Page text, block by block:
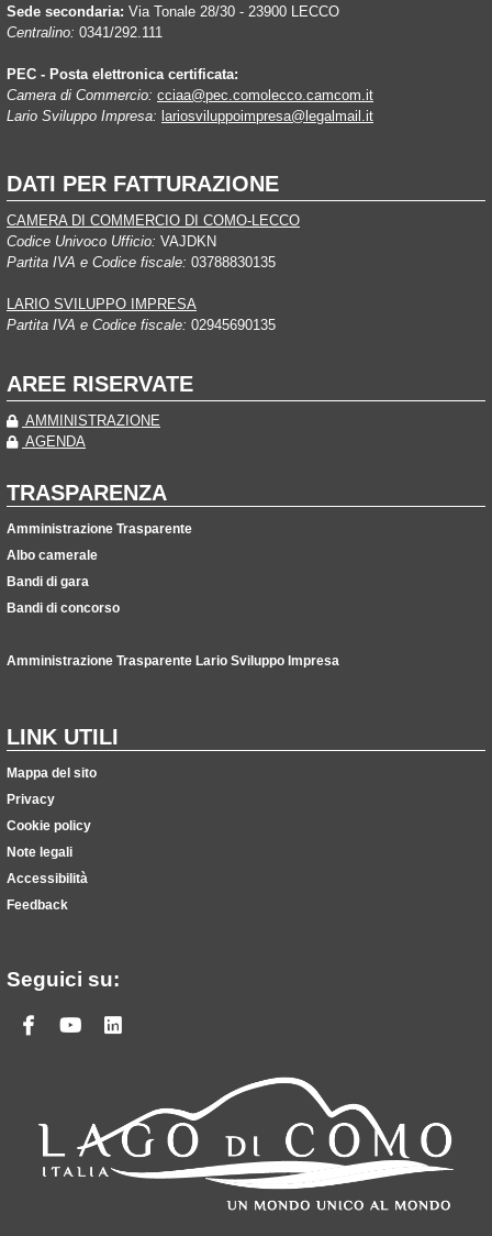
Sede secondaria: Via Tonale 28/30 - 23900 LECCO
Centralino: 0341/292.111
PEC - Posta elettronica certificata:
Camera di Commercio: cciaa@pec.comolecco.camcom.it
Lario Sviluppo Impresa: lariosviluppoimpresa@legalmail.it
DATI PER FATTURAZIONE
CAMERA DI COMMERCIO DI COMO-LECCO
Codice Univoco Ufficio: VAJDKN
Partita IVA e Codice fiscale: 03788830135
LARIO SVILUPPO IMPRESA
Partita IVA e Codice fiscale: 02945690135
AREE RISERVATE
AMMINISTRAZIONE
AGENDA
TRASPARENZA
Amministrazione Trasparente
Albo camerale
Bandi di gara
Bandi di concorso
Amministrazione Trasparente Lario Sviluppo Impresa
LINK UTILI
Mappa del sito
Privacy
Cookie policy
Note legali
Accessibilità
Feedback
Seguici su:
Facebook
Youtube